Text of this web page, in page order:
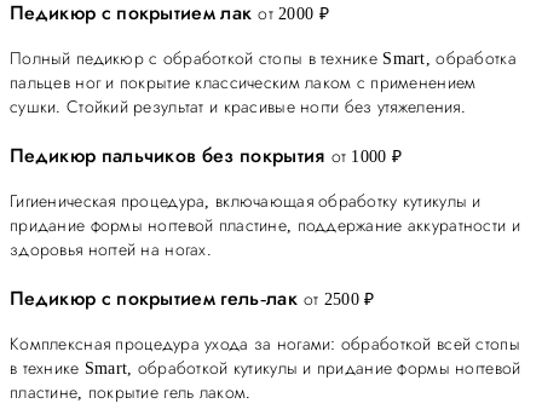
Педикюр с покрытием лак от 2000 ₽
Полный педикюр с обработкой стопы в технике Smart, обработка
пальцев ног и покрытие классическим лаком с применением
сушки. Стойкий результат и красивые ногти без утяжеления.
Педикюр пальчиков без покрытия от 1000 ₽
Гигиеническая процедура, включающая обработку кутикулы и
придание формы ногтевой пластине, поддержание аккуратности и
здоровья ногтей на ногах.
Педикюр с покрытием гель-лак от 2500 ₽
Комплексная процедура ухода за ногами: обработкой всей стопы
в технике Smart, обработкой кутикулы и придание формы ногтевой
пластине, покрытие гель лаком.